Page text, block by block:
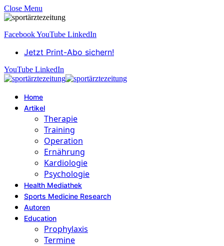
Close Menu
FacebookYouTube LinkedIn
Jetzt Print-Abo sichern!
YouTube LinkedIn
Home
Artikel
Therapie
Training
Operation
Ernährung
Kardiologie
Psychologie
Health Mediathek
Sports Medicine Research
Autoren
Education
Prophylaxis
Termine